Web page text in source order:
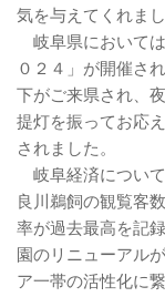
気を与えてくれまし
岐阜県において
０２４」が開催さ
下がご来県され、
提灯を振ってお応
されました。
岐阜経済につい
良川鵜飼の観覧客
率が過去最高を記
園のリニューアル
ア一帯の活性化に